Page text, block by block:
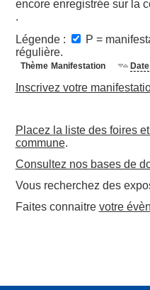
encore enregistrée sur la
.
Légende :
P =
régulière.
Thème Manifestation Date
Inscrivez votre
Placez la liste des foires
commune.
Consultez nos bases de
Vous recherchez des
Faites connaitre votre